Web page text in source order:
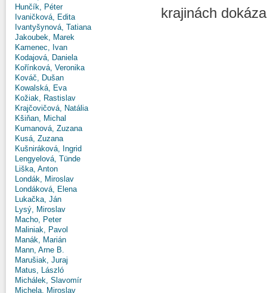
Hunčík, Péter
Ivaničková, Edita
Ivantyšynová, Tatiana
Jakoubek, Marek
Kamenec, Ivan
Kodajová, Daniela
Kořínková, Veronika
Kováč, Dušan
Kowalská, Eva
Kožiak, Rastislav
Krajčovičová, Natália
Kšiňan, Michal
Kumanová, Zuzana
Kusá, Zuzana
Kušniráková, Ingrid
Lengyelová, Tünde
Liška, Anton
Londák, Miroslav
Londáková, Elena
Lukačka, Ján
Lysý, Miroslav
Macho, Peter
Maliniak, Pavol
Manák, Marián
Mann, Arne B.
Marušiak, Juraj
Matus, László
Michálek, Slavomír
Michela, Miroslav
krajinách